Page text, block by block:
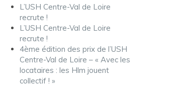
L’USH Centre-Val de Loire
recrute !
L’USH Centre-Val de Loire
recrute !
4ème édition des prix de l’USH
Centre-Val de Loire – « Avec les
locataires : les Hlm jouent
collectif ! »